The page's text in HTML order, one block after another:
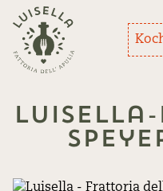
Zurück zur Startseite